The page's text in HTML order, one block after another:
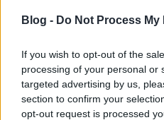
Blog - Do Not Process
If you wish to opt-out of the
processing of your personal or
targeted advertising by us,
section to confirm your
opt-out request is processed
előkészületeiről szól, és
hattyú megtalálja
amikor a rendező már
előcsalogatni.
izgalmas alkotás, aminél
megállapítani, színházban